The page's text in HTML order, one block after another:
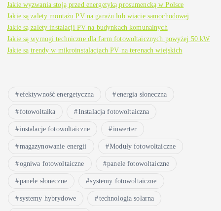
Jakie wyzwania stoją przed energetyką prosumencką w Polsce
Jakie są zalety montażu PV na garażu lub wiacie samochodowej
Jakie są zalety instalacji PV na budynkach komunalnych
Jakie są wymogi techniczne dla farm fotowoltaicznych powyżej 50 kW
Jakie są trendy w mikroinstalacjach PV na terenach wiejskich
efektywność energetyczna energia słoneczna
fotowoltaika Instalacja fotowoltaiczna
instalacje fotowoltaiczne inwerter
magazynowanie energii Moduły fotowoltaiczne
ogniwa fotowoltaiczne panele fotowoltaiczne
panele słoneczne systemy fotowoltaiczne
systemy hybrydowe technologia solarna